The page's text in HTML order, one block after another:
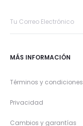
MÁS INFORMACIÓN
Términos y condiciones
Privacidad
Cambios y garantías